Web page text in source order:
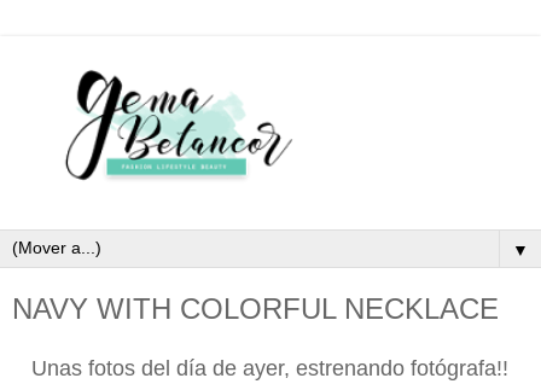
▼
NAVY WITH COLORFUL NECKLACE
Unas fotos del día de ayer, estrenando fotógrafa!!